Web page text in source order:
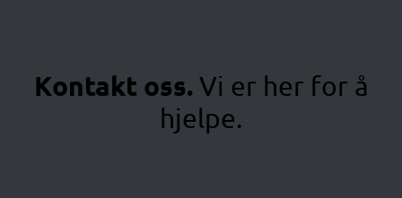
Kontakt oss.Vi er her for å
hjelpe.